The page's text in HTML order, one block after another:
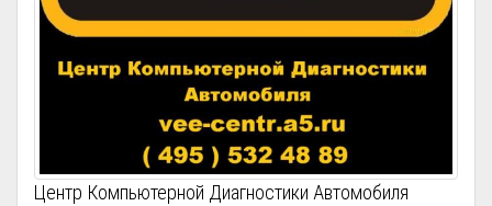
Центр Компьютерной Диагностики Автомобиля